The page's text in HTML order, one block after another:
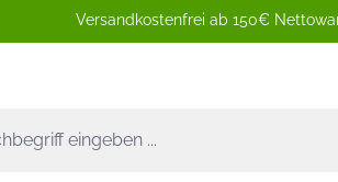
Versandkostenfrei ab 150€